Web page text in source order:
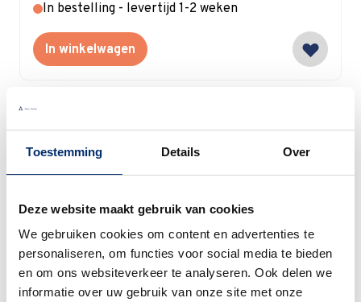
Toestemming Details Over
Deze website maakt gebruik van cookies
We gebruiken cookies om content en advertenties te
personaliseren, om functies voor social media te bieden
en om ons websiteverkeer te analyseren. Ook delen we
informatie over uw gebruik van onze site met onze
In bestelling - levertijd 1-2 weken
In winkelwagen
Royal Albert
Special Price
€ 99,95
€ 110,00
Nog 1 item op voorraad
In winkelwagen